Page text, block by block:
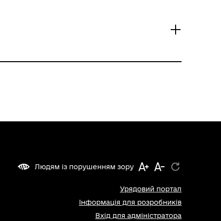
Людям із порушенням зору
Урядовий портал
Інформація для розробників
Вхід для адміністратора